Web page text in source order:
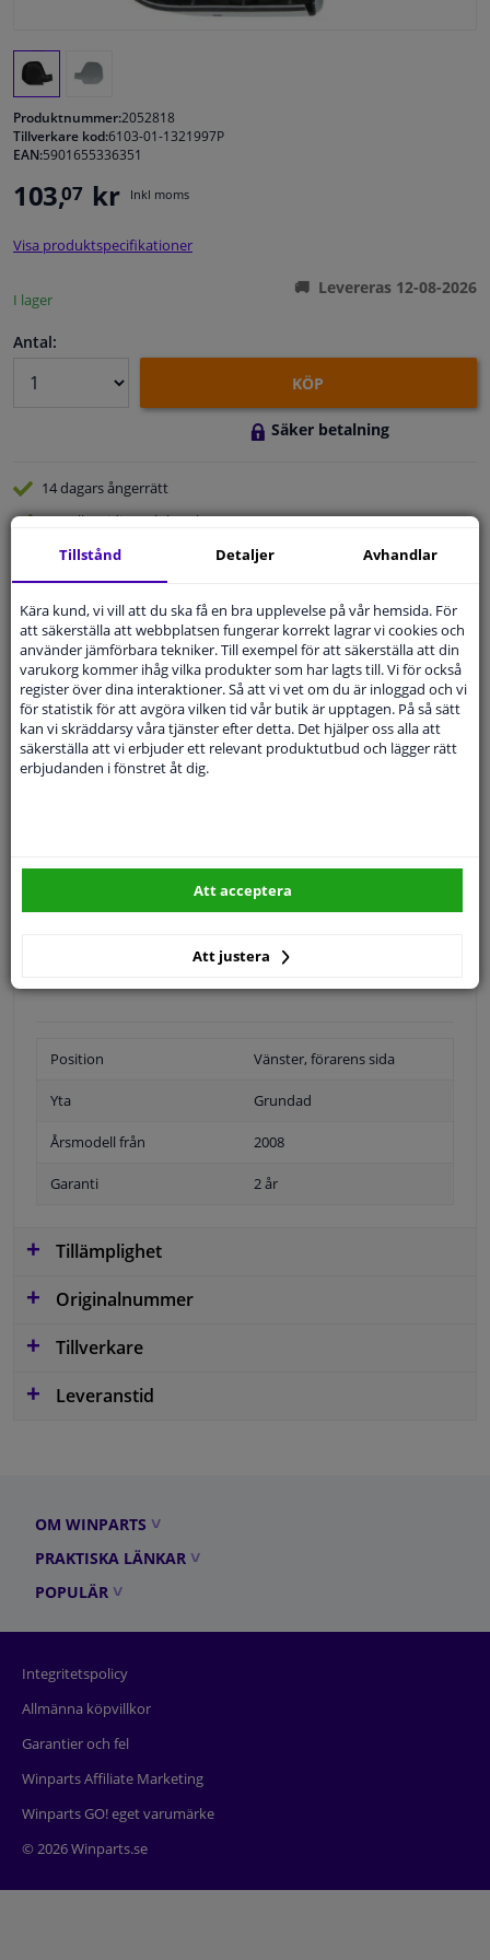
Fönster & Tillbehör
Bilvård & Tillbehör
Sensorer & Elsystem
Produktnummer:2052818
Tillverkare kod:6103-01-1321997P
EAN:5901655336351
103,07 kr Inkl moms
Visa produktspecifikationer
I lager
Levereras 12-08-2026
Antal:
KÖP
Säker betalning
14 dagarsångerrätt
Beställsmidigt och betala tryggt
Leverans inom 4 dagar
ExpertKundservice
Kundservice:Inte Tillgänglig Via Telefon
Ställ din fråga hos våra produktspecialister.
Frågor Och Svar
SÖK
Position Vänster, förarens sida
Yta Grundad
Årsmodell från 2008
Garanti 2 år
Tillämplighet
Originalnummer
Tillverkare
Leveranstid
OM WINPARTS
PRAKTISKA LÄNKAR
POPULÄR
Integritetspolicy
Allmänna köpvillkor
Garantier och fel
Winparts Affiliate Marketing
Winparts GO! eget varumärke
© 2026 Winparts.se
Tillstånd Detaljer Avhandlar
Kära kund, vi vill att du ska få en bra upplevelse på vår hemsida. För
att säkerställa att webbplatsen fungerar korrekt lagrar vi cookies och
använder jämförbara tekniker. Till exempel för att säkerställa att din
varukorg kommer ihåg vilka produkter som har lagts till. Vi för också
register över dina interaktioner. Så att vi vet om du är inloggad och vi
för statistik för att avgöra vilken tid vår butik är upptagen. På så sätt
kan vi skräddarsy våra tjänster efter detta. Det hjälper oss alla att
säkerställa att vi erbjuder ett relevant produktutbud och lägger rätt
erbjudanden i fönstret åt dig.
Att justera
Att acceptera